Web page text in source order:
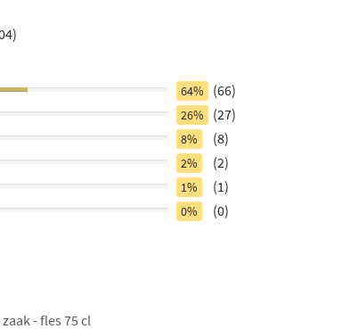
64% (66)
26% (27)
8% (8)
2% (2)
1% (1)
0% (0)
- fles 75 cl